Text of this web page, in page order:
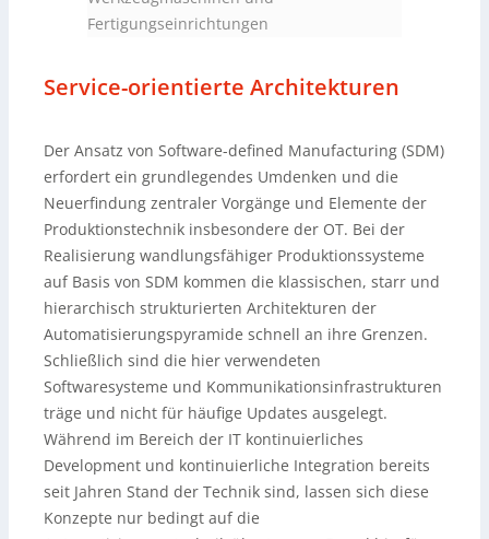
Fertigungseinrichtungen
Service-orientierte Architekturen
Der Ansatz von Software-defined Manufacturing (SDM)
erfordert ein grundlegendes Umdenken und die
Neuerfindung zentraler Vorgänge und Elemente der
Produktionstechnik insbesondere der OT. Bei der
Realisierung wandlungsfähiger Produktionssysteme
auf Basis von SDM kommen die klassischen, starr und
hierarchisch strukturierten Architekturen der
Automatisierungspyramide schnell an ihre Grenzen.
Schließlich sind die hier verwendeten
Softwaresysteme und Kommunikationsinfrastrukturen
träge und nicht für häufige Updates ausgelegt.
Während im Bereich der IT kontinuierliches
Development und kontinuierliche Integration bereits
seit Jahren Stand der Technik sind, lassen sich diese
Konzepte nur bedingt auf die